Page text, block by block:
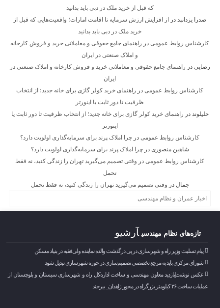
که قبل از خرید ملک در دبی باید بدانید
صدرا یزدانبد در از افزایش ارزش سرمایه تا اقامت امارات؛ واقعیت‌هایی که قبل از
خرید ملک در دبی باید بدانید
کارشناس روابط عمومی در راهنمای جامع حقوقی و معاملاتی خرید و فروش کارخانه
و املاک صنعتی در ایران
رضایی در راهنمای جامع حقوقی و معاملاتی خرید و فروش کارخانه و املاک صنعتی در
ایران
کارشناس روابط عمومی در راهنمای خرید کولر گازی برای خانه جدید؛ از انتخاب
ظرفیت تا دور ثابت یا اینورتر
جلیلوند در راهنمای خرید کولر گازی برای خانه جدید؛ از انتخاب ظرفیت تا دور ثابت یا
اینورتر
کارشناس روابط عمومی در چرا املاک پرند برای سرمایه‌گذاری اولویت دارد؟
شاهین منصوری درچرا املاک پرند برای سرمایه‌گذاری اولویت دارد؟
کارشناس روابط عمومی در وقتی تصمیم می‌گیرید تهران را زندگی کنید، نه فقط
تحمل
جمال در وقتی تصمیم می‌گیرید تهران را زندگی کنید، نه فقط تحمل
اخبار عمران و نظام مهندسی
تازه‌های نظام مهندسی آرشیو
پیام تسلیت وزیر راه و شهرسازی در پی درگذشت والده نماینده ولی‌فقیه در بنیاد مسکن
شورای مرکزی باید به مرجع تخصصی تصمیم‌سازی در حوزه شهرسازی تبدیل شود
عکس نوشت|بازدید معاون مهندسی و ساخت اداره‌کل راه و شهرسازی سیستان و بلوچستان از
عملیات ساخت ۳۶ کیلومتر بزرگراه در محور زاهدان_ بیرجند